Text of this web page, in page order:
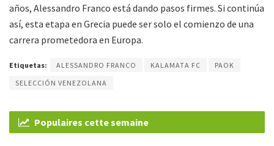
años, Alessandro Franco está dando pasos firmes. Si continúa
así, esta etapa en Grecia puede ser solo el comienzo de una
carrera prometedora en Europa.
Etiquetas: ALESSANDRO FRANCO KALAMATA FC
PAOK
SELECCIÓN VENEZOLANA
Populaires cette semaine